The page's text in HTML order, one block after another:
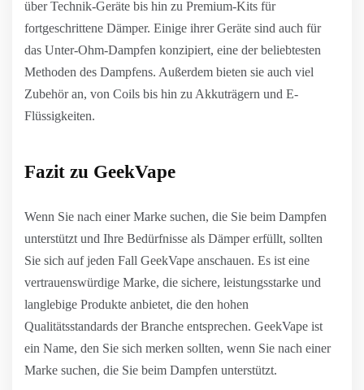
über Technik-Geräte bis hin zu Premium-Kits für
fortgeschrittene Dämper. Einige ihrer Geräte sind auch für
das Unter-Ohm-Dampfen konzipiert, eine der beliebtesten
Methoden des Dampfens. Außerdem bieten sie auch viel
Zubehör an, von Coils bis hin zu Akkuträgern und E-
Flüssigkeiten.
Fazit zu GeekVape
Wenn Sie nach einer Marke suchen, die Sie beim Dampfen
unterstützt und Ihre Bedürfnisse als Dämper erfüllt, sollten
Sie sich auf jeden Fall GeekVape anschauen. Es ist eine
vertrauenswürdige Marke, die sichere, leistungsstarke und
langlebige Produkte anbietet, die den hohen
Qualitätsstandards der Branche entsprechen. GeekVape ist
ein Name, den Sie sich merken sollten, wenn Sie nach einer
Marke suchen, die Sie beim Dampfen unterstützt.